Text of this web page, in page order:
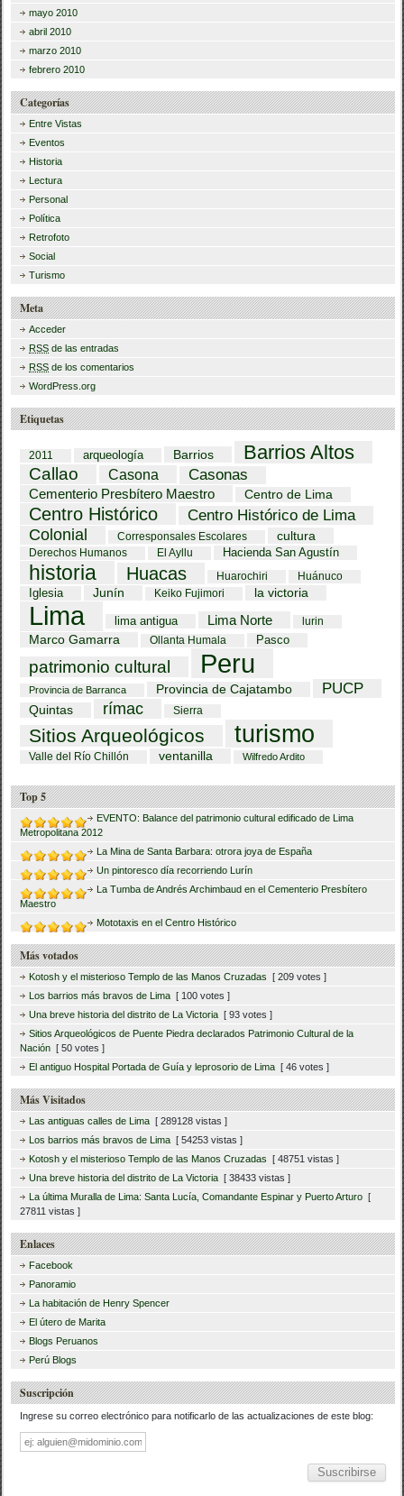
mayo 2010
abril 2010
marzo 2010
febrero 2010
Categorías
Entre Vistas
Eventos
Historia
Lectura
Personal
Política
Retrofoto
Social
Turismo
Meta
Acceder
RSS de las entradas
RSS de los comentarios
WordPress.org
Etiquetas
2011 arqueología Barrios Barrios Altos
Callao Casona Casonas
Cementerio Presbítero Maestro Centro de Lima
Centro Histórico
Centro Histórico de Lima
Colonial
Corresponsales Escolares cultura
Derechos Humanos El Ayllu Hacienda San Agustín
historia Huacas Huarochiri Huánuco
Iglesia Junín Keiko Fujimori la victoria
Lima lima antigua Lima Norte lurin
Marco Gamarra Ollanta Humala Pasco
patrimonio cultural Peru
Provincia de Barranca Provincia de Cajatambo PUCP
Quintas rímac Sierra
Sitios Arqueológicos turismo
Valle del Río Chillón ventanilla Wilfredo Ardito
Top 5
EVENTO: Balance del patrimonio cultural edificado de Lima
Metropolitana 2012
La Mina de Santa Barbara: otrora joya de España
Un pintoresco día recorriendo Lurín
La Tumba de Andrés Archimbaud en el Cementerio Presbítero
Maestro
Mototaxis en el Centro Histórico
Más votados
Kotosh y el misterioso Templo de las Manos Cruzadas [ 209 votes ]
Los barrios más bravos de Lima [ 100 votes ]
Una breve historia del distrito de La Victoria [ 93 votes ]
Sitios Arqueológicos de Puente Piedra declarados Patrimonio Cultural de la
Nación [ 50 votes ]
El antiguo Hospital Portada de Guía y leprosorio de Lima [ 46 votes ]
Más Visitados
Las antiguas calles de Lima [ 289128 vistas ]
Los barrios más bravos de Lima [ 54253 vistas ]
Kotosh y el misterioso Templo de las Manos Cruzadas [ 48751 vistas ]
Una breve historia del distrito de La Victoria [ 38433 vistas ]
La última Muralla de Lima: Santa Lucía, Comandante Espinar y Puerto Arturo [
27811 vistas ]
Enlaces
Facebook
Panoramio
La habitación de Henry Spencer
El útero de Marita
Blogs Peruanos
Perú Blogs
Suscripción
Ingrese su correo electrónico para notificarlo de las actualizaciones de este blog:
Dirección
de
correo